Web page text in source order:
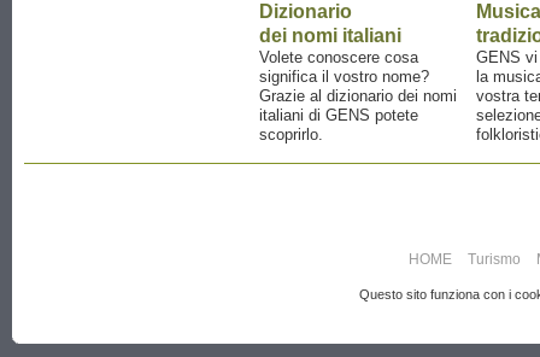
Dizionario
dei nomi italiani
Volete conoscere cosa
significa il vostro nome?
Grazie al dizionario dei nomi
italiani di GENS potete
scoprirlo.
Musica
GENS
la
vostra
HOME Turismo
Questo sito funziona con i